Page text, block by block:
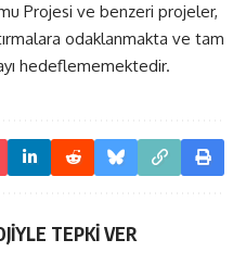
Projesi ve benzeri projeler,
odaklanmakta ve tam
hedeflememektedir.
TEPKİ VER